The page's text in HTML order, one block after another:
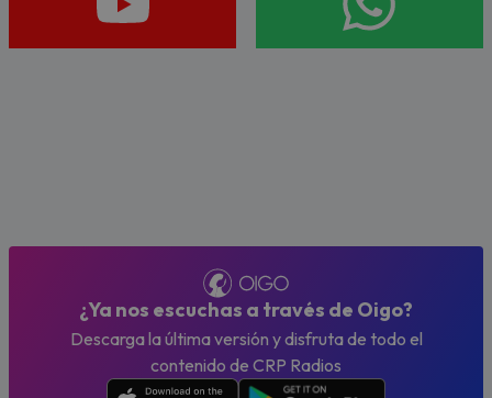
¿Ya nos escuchas a través de Oigo?
Descarga la última versión y disfruta de todo el
contenido de CRP Radios